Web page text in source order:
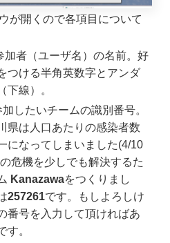
が開くので各項目について
加者（ユーザ名）の名前。好
つける半角英数字とアンダ
下線）。
したいチームの識別番号。
県は人口あたりの感染者数
になってしまいました(4/10
危機を少しでも解決するた
Kanazawaをつくりまし
257261です。もしよろしけ
番号を入力して頂ければあ
す。